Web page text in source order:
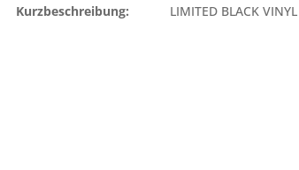
Kurzbeschreibung:
LIMITED BLACK VINYL